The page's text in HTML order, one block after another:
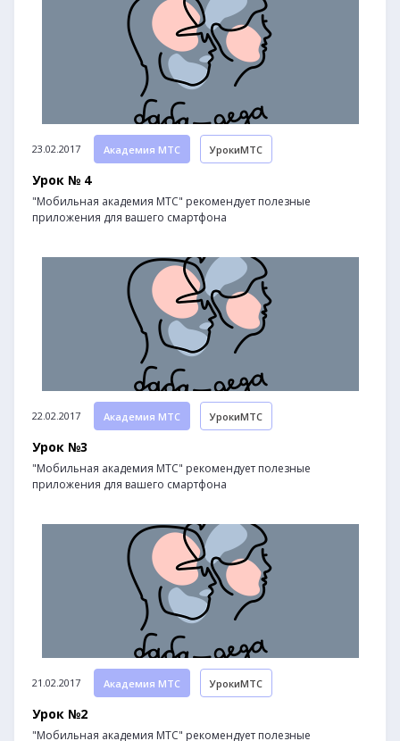
23.02.2017 Академия МТС УрокиМТС
Урок № 4
"Мобильная академия МТС" рекомендует полезные
приложения для вашего смартфона
22.02.2017 Академия МТС УрокиМТС
Урок №3
"Мобильная академия МТС" рекомендует полезные
приложения для вашего смартфона
21.02.2017 Академия МТС УрокиМТС
Урок №2
"Мобильная академия МТС" рекомендует полезные